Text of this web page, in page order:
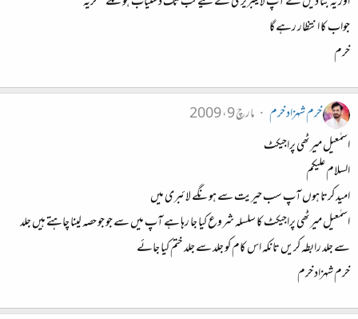
جواب کا انتظار رہے گا
خرم
خرم شہزاد خرم
مارچ 9، 2009
اسمٰعیل میرٹھی پراجیکٹ
السلام علیکم
امید کرتا ہوں آپ سب حیریت سے ہونگے لائبری میں
اسمٰعیل میرٹھی پراجیکٹ کا سلسلہ شروع کیا جا رہا ہے آپ میں سے جو جو حصہ لینا چاہتے ہیں جلد
سے جلد رابطہ کریں تانکہ اس کام کو جلد سے جلد ختم کیا جائے
خرم شہزاد خرم